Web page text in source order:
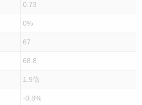
0.73
0%
67
68.8
1.9倍
-0.8%